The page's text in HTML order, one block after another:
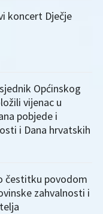
koncert Dječje
Općinskog
vijenac u
pobjede i
i Dana hrvatskih
čestitku povodom
zahvalnosti i